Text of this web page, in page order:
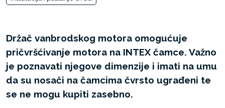
Držač vanbrodskog motora omogućuje
pričvršćivanje motora na INTEX čamce. Važno
je poznavati njegove dimenzije i imati na umu
da su nosači na čamcima čvrsto ugrađeni te
se ne mogu kupiti zasebno.